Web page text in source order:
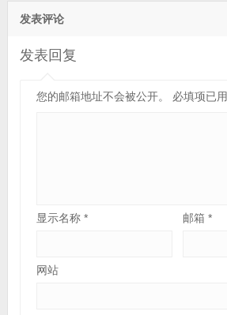
发表评论
发表回复
您的邮箱地址不会被公开。 必填项已用
显示名称 * 邮箱*
网站